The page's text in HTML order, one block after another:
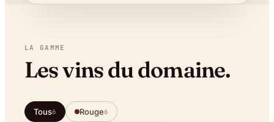
LA GAMME
Les vins du domaine.
Tous6 Rouge6